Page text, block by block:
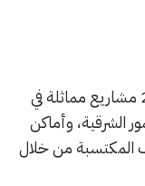
وقد أعدت اللجنة الدولية منذ سنة 2008 مشاريع مماثلة في
الشرقية، وأماكن
المكتسبة من خلال